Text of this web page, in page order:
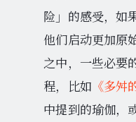
险」的感受，如
他们启动更加原
之中，一些必要
程，比如 《多舛
中提到的瑜伽，